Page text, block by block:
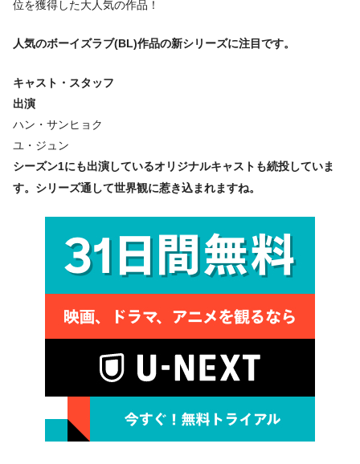
位を獲得した大人気の作品！
人気のボーイズラブ(BL)作品の新シリーズに注目です。
キャスト・スタッフ
出演
ハン・サンヒョク
ユ・ジュン
シーズン1にも出演しているオリジナルキャストも続投していま
す。シリーズ通して世界観に惹き込まれますね。